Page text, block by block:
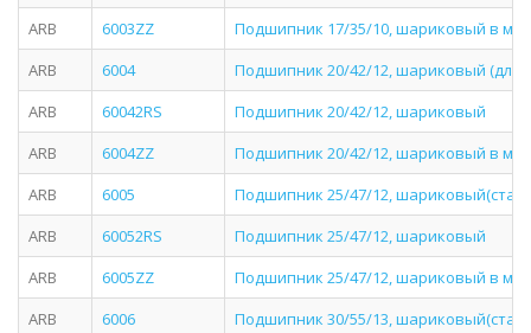
ARB
6003ZZ
Подшипник 17/35/10, шариковый в
ARB
6004
Подшипник 20/42/12, шариковый (для
ARB
60042RS
Подшипник 20/42/12, шариковый
ARB
6004ZZ
Подшипник 20/42/12, шариковый в
ARB
6005
Подшипник 25/47/12,
ARB
60052RS
Подшипник 25/47/12, шариковый
ARB
6005ZZ
Подшипник 25/47/12, шариковый в
ARB
6006
Подшипник 30/55/13,